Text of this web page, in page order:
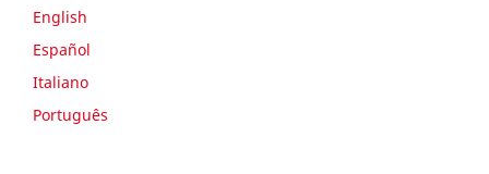
English
Español
Italiano
Português